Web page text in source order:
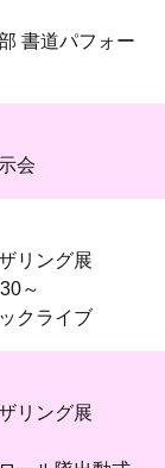
書道パフォー
会
リング展
～
クライブ
リング展